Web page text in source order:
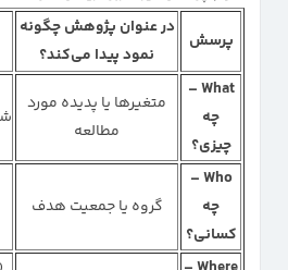
پرسش
در عنوان پژوهش چگونه
نمود پیدا می‌کند؟
What –
چه
چیزی؟
متغیرها یا پدیده مورد
مطالعه
Who –
چه
کسانی؟
گروه یا جمعیت هدف